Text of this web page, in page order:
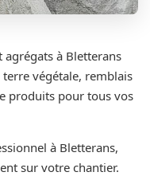
à Bletterans
végétale, remblais
produits pour tous vos
à Bletterans,
sur votre chantier.